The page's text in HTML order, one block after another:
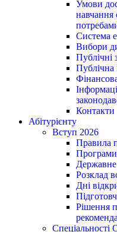
Умови
навчання
Система
Вибори
Публічні
Публічна
Контакти
Абітурієнту
Вступ 2026
Правила
Державне
Розклад
Дні
Рішення